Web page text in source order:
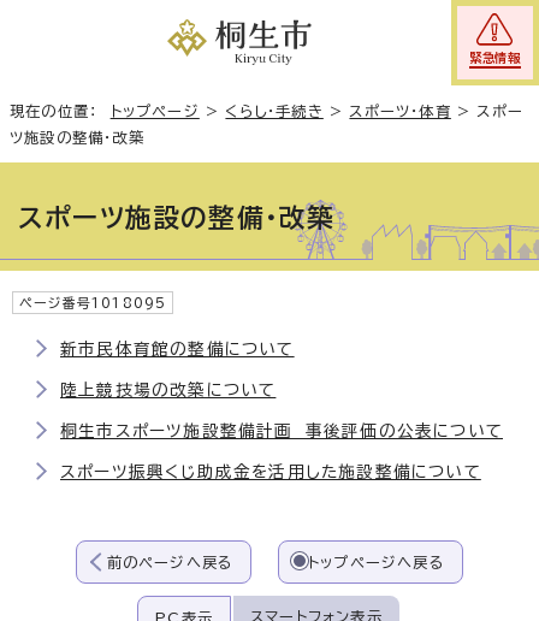
緊急情報
現在の位置： トップページ > くらし・手続き > スポーツ・体育 > スポー
ツ施設の整備・改築
スポーツ施設の整備・改築
ページ番号1018095
新市民体育館の整備について
陸上競技場の改築について
桐生市スポーツ施設整備計画 事後評価の公表について
スポーツ振興くじ助成金を活用した施設整備について
前のページへ戻る トップページへ戻る
PC表示 スマートフォン表示